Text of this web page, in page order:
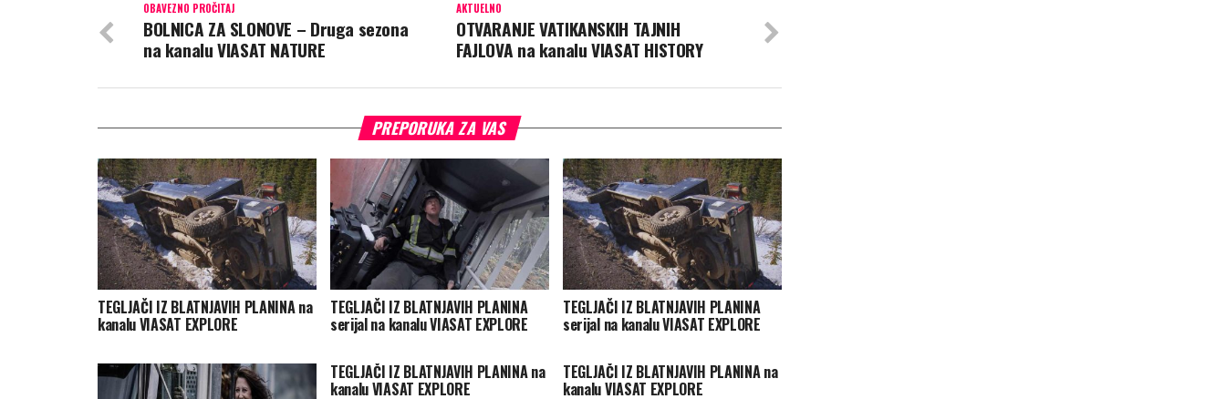
AKTUELNO
OTVARANJE VATIKANSKIH TAJNIH
FAJLOVA na kanalu VIASAT HISTORY
OBAVEZNO PROČITAJ
BOLNICA ZA SLONOVE – Druga sezona
na kanalu VIASAT NATURE
PREPORUKA ZA VAS
TEGLJAČI IZ BLATNJAVIH PLANINA na
kanalu VIASAT EXPLORE
TEGLJAČI IZ BLATNJAVIH PLANINA
serijal na kanalu VIASAT EXPLORE
TEGLJAČI IZ BLATNJAVIH PLANINA
serijal na kanalu VIASAT EXPLORE
TEGLJAČI IZ BLATNJAVIH PLANINA na
kanalu VIASAT EXPLORE
TEGLJAČI IZ BLATNJAVIH PLANINA na
kanalu VIASAT EXPLORE